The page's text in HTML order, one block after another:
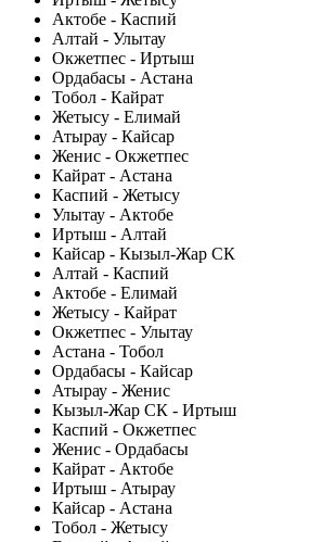
Актобе - Каспий
Алтай - Улытау
Окжетпес - Иртыш
Ордабасы - Астана
Тобол - Кайрат
Жетысу - Елимай
Атырау - Кайсар
Женис - Окжетпес
Кайрат - Астана
Каспий - Жетысу
Улытау - Актобе
Иртыш - Алтай
Кайсар - Кызыл-Жар СК
Алтай - Каспий
Актобе - Елимай
Жетысу - Кайрат
Окжетпес - Улытау
Астана - Тобол
Ордабасы - Кайсар
Атырау - Женис
Кызыл-Жар СК - Иртыш
Каспий - Окжетпес
Женис - Ордабасы
Кайрат - Актобе
Иртыш - Атырау
Кайсар - Астана
Тобол - Жетысу